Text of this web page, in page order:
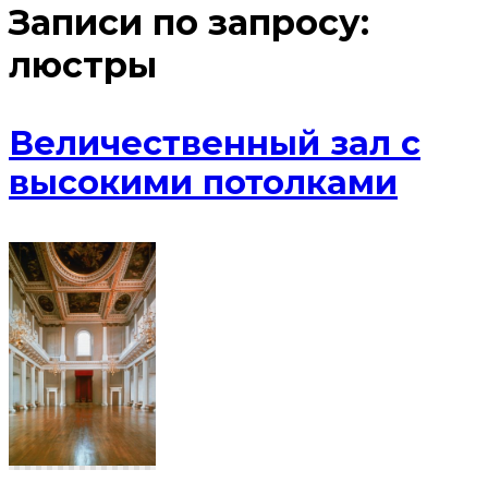
Записи по запросу:
люстры
Величественный зал с
высокими потолками